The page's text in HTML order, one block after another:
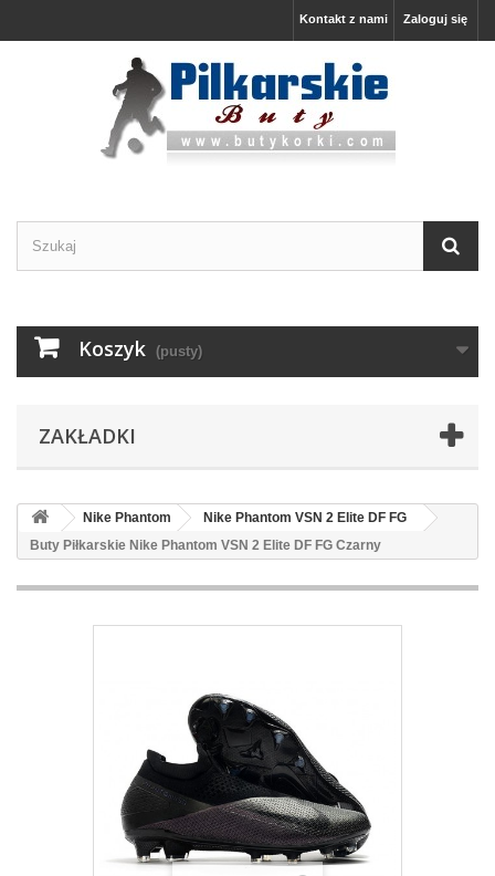
Zaloguj się
Kontakt z nami
Koszyk (pusty)
ZAKŁADKI
Nike Phantom
Nike Phantom VSN 2 Elite DF FG
Buty Piłkarskie Nike Phantom VSN 2 Elite DF FG Czarny